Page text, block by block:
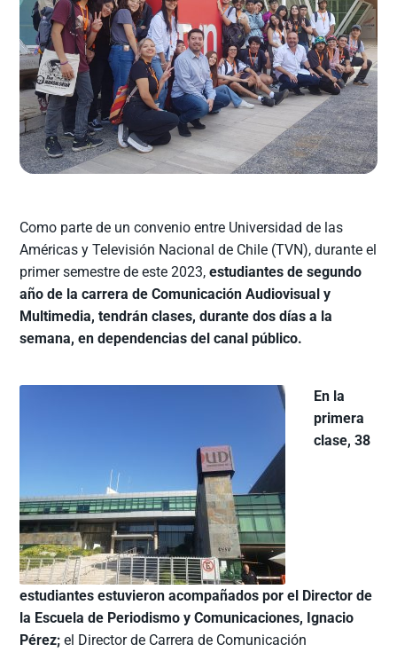
Como parte de un convenio entre Universidad de las
Américas y Televisión Nacional de Chile (TVN), durante el
primer semestre de este 2023,estudiantes de segundo
año de la carrera de Comunicación Audiovisual y
Multimedia, tendrán clases, durante dos días a la
semana, en dependencias del canal público.
En la
primera
clase, 38
estudiantes estuvieron acompañados por el Director de
la Escuela de Periodismo y Comunicaciones, Ignacio
Pérez; el Director de Carrera de Comunicación